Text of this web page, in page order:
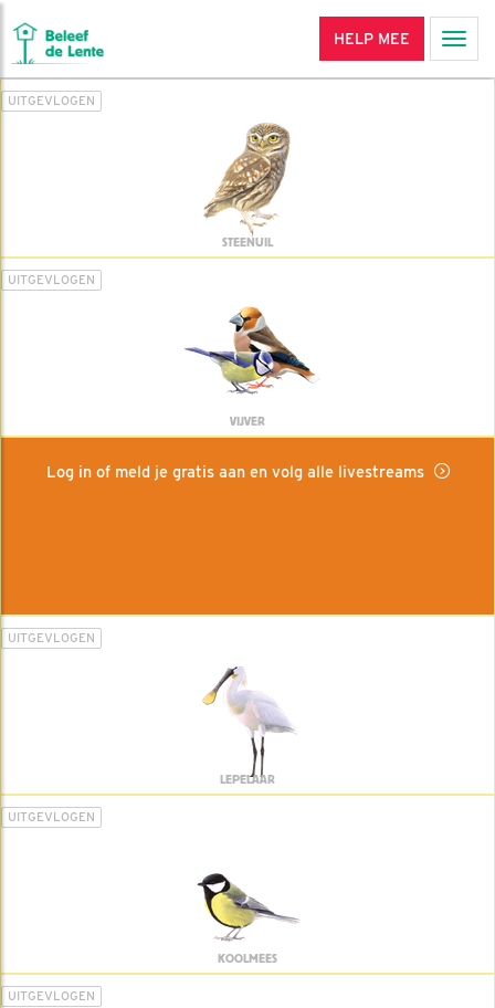
HELP MEE
UITGEVLOGEN
STEENUIL
UITGEVLOGEN
VIJVER
Log in of meld je gratis aan en volg alle livestreams
UITGEVLOGEN
LEPELAAR
UITGEVLOGEN
KOOLMEES
UITGEVLOGEN